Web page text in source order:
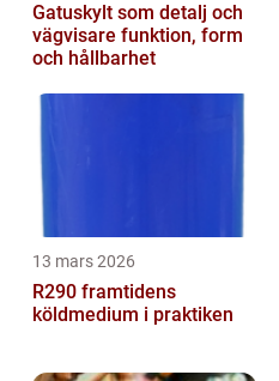
Gatuskylt som detalj och
vägvisare funktion, form
och hållbarhet
13 mars 2026
R290 framtidens
köldmedium i praktiken